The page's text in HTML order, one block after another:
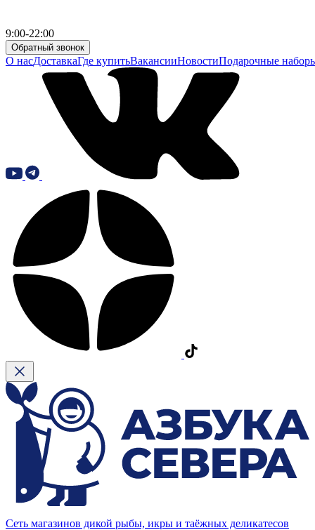
9:00-22:00
Обратный звонок
О насДоставкаГде купитьВакансииНовостиПодарочные
Сеть магазинов дикой рыбы, икры и таёжных деликатесов